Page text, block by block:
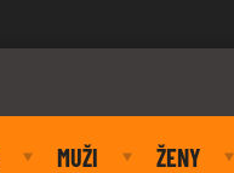
MUŽI ŽENY